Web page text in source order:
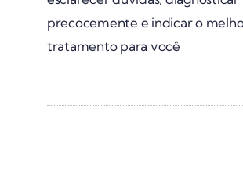
precocemente e indicar o
tratamento para você